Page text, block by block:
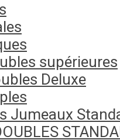
supérieures
Deluxe
Jumeaux